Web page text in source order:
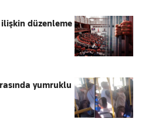
düzenleme
yumruklu